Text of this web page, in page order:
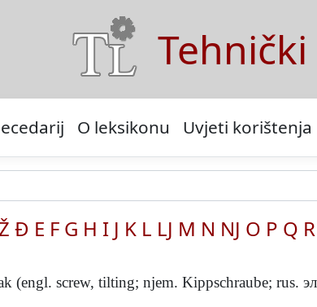
O leksikonu Uvjeti korištenja
Đ E F G H I J K L LJ M N NJ O P Q R
(engl. screw, tilting; njem. Kippschraube; rus.